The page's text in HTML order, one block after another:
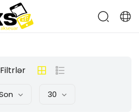
Filtrlər
30